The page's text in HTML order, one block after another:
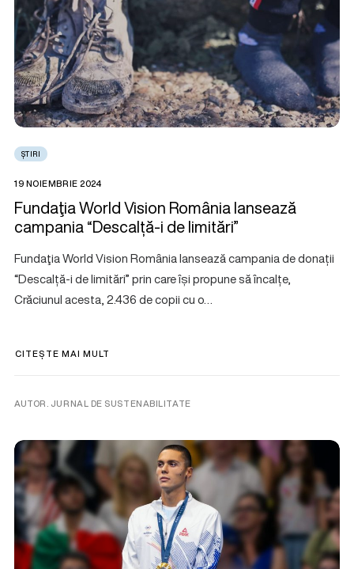
ȘTIRI
19 NOIEMBRIE 2024
Fundaţia World Vision România lansează
campania “Descalță-i de limitări”
Fundaţia World Vision România lansează campania de donații
“Descalță-i de limitări” prin care își propune să încalțe,
Crăciunul acesta, 2.436 de copii cu o…
CITEȘTE MAI MULT
AUTOR. JURNAL DE SUSTENABILITATE